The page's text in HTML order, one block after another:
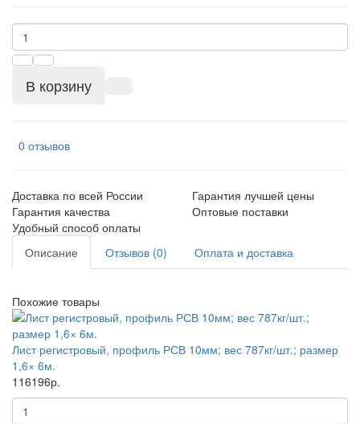
В корзину
0 отзывов
Доставка по всей России
Гарантия лучшей цены
Гарантия качества
Оптовые поставки
Удобный способ оплаты
Описание
Отзывов (0) Оплата и доставка
Похожие товары
Лист регистровый, профиль РСВ 10мм; вес 787кг/шт.; размер
1,6× 6м.
116196р.